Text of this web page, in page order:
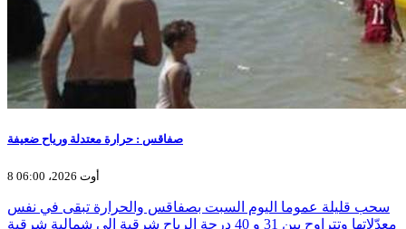
صفاقس : حرارة معتدلة ورياح ضعيفة
8 أوت 2026، 06:00
سحب قليلة عموما اليوم السبت بصفاقس والحرارة تبقى في نفس
معدّلاتها وتتراوح بين 31 و 40 درجة الرياح شرقية الى شمالية شرقية